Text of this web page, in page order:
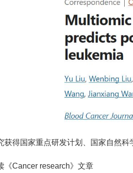
获得国家重点研发计划、国家自然
《Cancer research》文章